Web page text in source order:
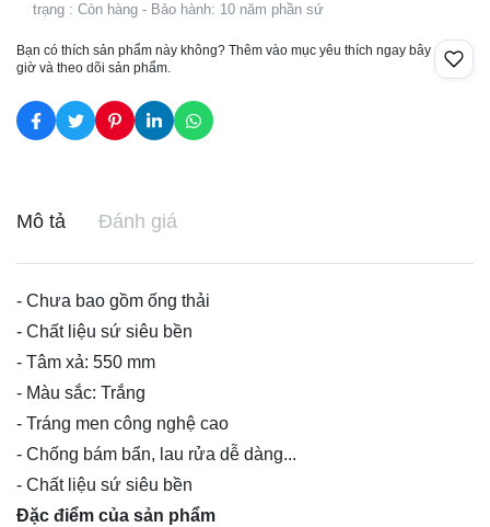
trạng : Còn hàng - Bảo hành: 10 năm phần sứ
Bạn có thích sản phẩm này không? Thêm vào mục yêu thích ngay bây
giờ và theo dõi sản phẩm.
Mô tả Đánh giá
- Chưa bao gồm ống thải
- Chất liệu sứ siêu bền
- Tâm xả: 550 mm
- Màu sắc: Trắng
- Tráng men công nghệ cao
- Chống bám bẩn, lau rửa dễ dàng...
- Chất liệu sứ siêu bền
Đặc điểm của sản phẩm